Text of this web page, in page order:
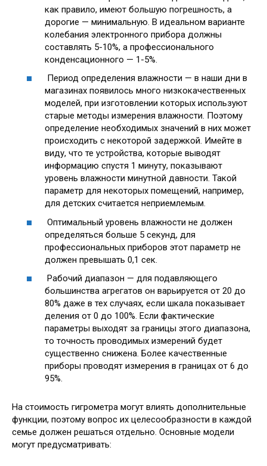
как правило, имеют большую погрешность, а
дорогие — минимальную. В идеальном варианте
колебания электронного прибора должны
составлять 5-10%, а профессионального
конденсационного — 1-5%.
Период определения влажности — в наши дни в
магазинах появилось много низкокачественных
моделей, при изготовлении которых используют
старые методы измерения влажности. Поэтому
определение необходимых значений в них может
происходить с некоторой задержкой. Имейте в
виду, что те устройства, которые выводят
информацию спустя 1 минуту, показывают
уровень влажности минутной давности. Такой
параметр для некоторых помещений, например,
для детских считается неприемлемым.
Оптимальный уровень влажности не должен
определяться больше 5 секунд, для
профессиональных приборов этот параметр не
должен превышать 0,1 сек.
Рабочий диапазон — для подавляющего
большинства агрегатов он варьируется от 20 до
80% даже в тех случаях, если шкала показывает
деления от 0 до 100%. Если фактические
параметры выходят за границы этого диапазона,
то точность проводимых измерений будет
существенно снижена. Более качественные
приборы проводят измерения в границах от 6 до
95%.
На стоимость гигрометра могут влиять дополнительные
функции, поэтому вопрос их целесообразности в каждой
семье должен решаться отдельно. Основные модели
могут предусматривать: